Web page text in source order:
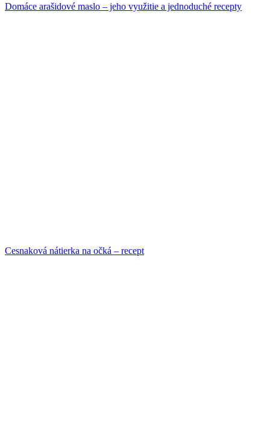
Domáce arašidové maslo – jeho využitie a jednoduché recepty
Cesnaková nátierka na očká – recept